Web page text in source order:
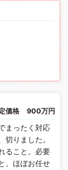
価格 900万円
まったく対応
りました。
ること。必要
。ほぼお任せ